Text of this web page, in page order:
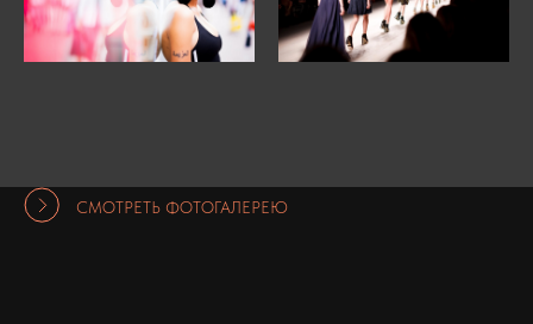
СМОТРЕТЬ ФОТОГАЛЕРЕЮ